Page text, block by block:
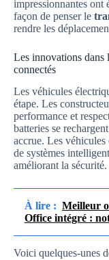
impressionnantes ont
façon de penser le
rendre les
Les innovations dans
connectés
Les véhicules
étape. Les
performance et
batteries se
accrue. Les véhicules
de systèmes
améliorant la sécurité.
À lire : Meilleur
Office intégré :
Voici quelques-unes